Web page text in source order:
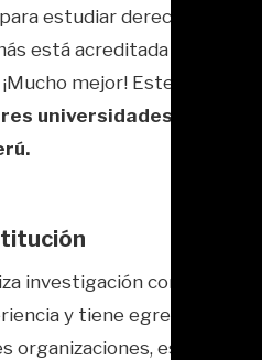
estudiar derecho debe
está acreditada por
mejor! Este es un
universidades para
investigación constante,
y tiene egresados
es una